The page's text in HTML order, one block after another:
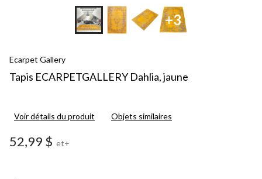
+3
Ecarpet Gallery
Tapis ECARPETGALLERY Dahlia, jaune
Voir détails du produit Objets similaires
52,99 $ et+